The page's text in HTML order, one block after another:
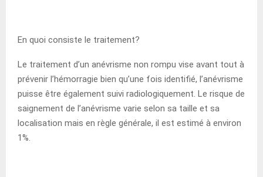
En quoi consiste le traitement?
Le traitement d’un anévrisme non rompu vise avant tout à
prévenir l’hémorragie bien qu’une fois identifié, l’anévrisme
puisse être également suivi radiologiquement. Le risque de
saignement de l’anévrisme varie selon sa taille et sa
localisation mais en règle générale, il est estimé à environ
1%.